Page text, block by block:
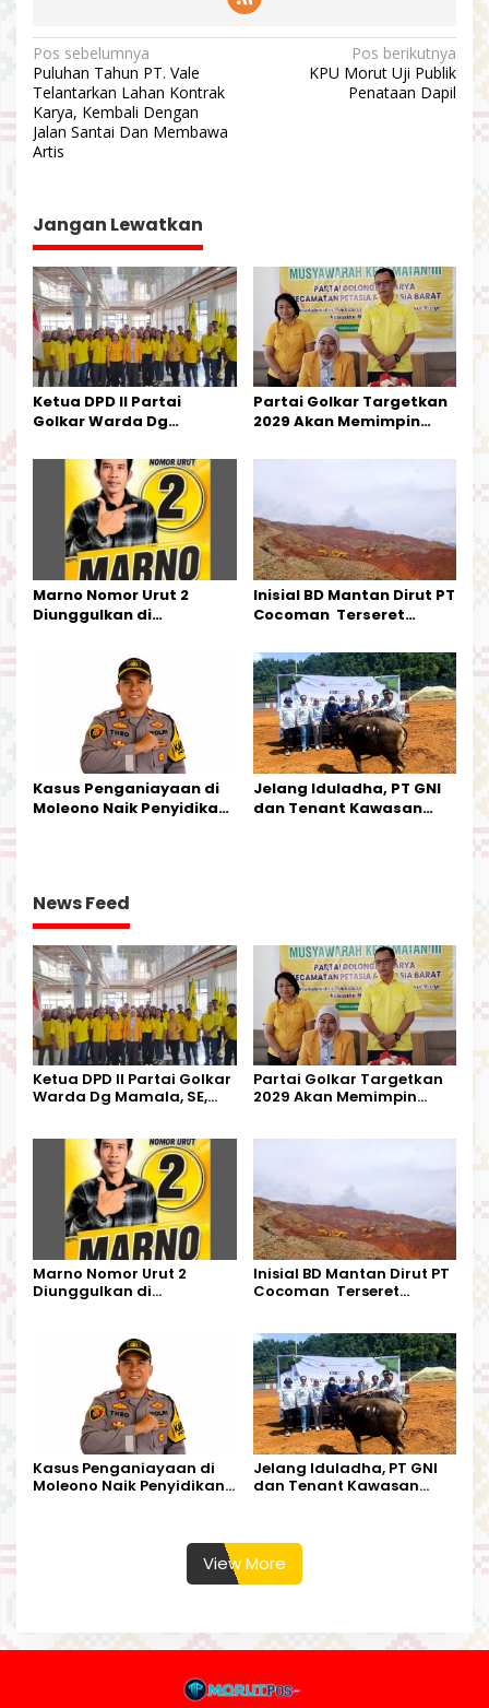
N
a
v
i
a
s
i
p
o
s
Pos sebelumnya
Puluhan Tahun PT. Vale
Telantarkan Lahan Kontrak
Karya, Kembali Dengan
Jalan Santai Dan Membawa
Artis
Pos berikutnya
KPU Morut Uji Publik
Penataan Dapil
Jangan Lewatkan
Ketua DPD II Partai
Golkar Warda Dg
Pengurus Parti
Kecamatan Petasia dan
Kecamatan Petbar
Partai Golkar Targetkan
2029 Akan Memimpin
Marno Nomor Urut 2
Diunggulkan di
Kesederhanaannya Jadi
Harapan Warga
Inisial BD Mantan Dirut PT
Cocoman Terseret
Tata Kelola Tambang
Kalimantan Barat
Kasus Penganiayaan di
Moleono Naik Penyidikan,
Jelang Iduladha, PT GNI
dan Tenant Kawasan
News Feed
Ketua DPD II Partai Golkar
Warda Dg Mamala, SE,
Kecamatan Petbar
Partai Golkar Targetkan
2029 Akan Memimpin
Marno Nomor Urut 2
Diunggulkan di
Harapan Warga
Inisial BD Mantan Dirut PT
Cocoman Terseret
Kalimantan Barat
Kasus Penganiayaan di
Moleono Naik Penyidikan,
Jelang Iduladha, PT GNI
dan Tenant Kawasan
View More